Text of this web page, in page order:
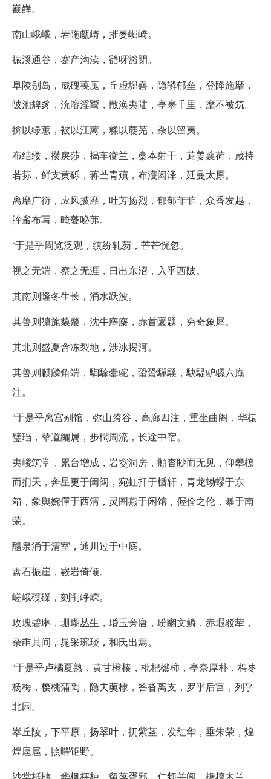
嶻嶭。
南山峨峨，岩陁甗崎，摧崣崛崎。
振溪通谷，蹇产沟渎，谽呀豁閕。
阜陵别岛，崴磈葨廆，丘虚堀礨，隐辚郁垒，登降施靡，
陂池貏豸，沇溶淫鬻，散涣夷陆，亭皋千里，靡不被筑。
揜以绿蕙，被以江蓠，糅以蘪芜，杂以留夷。
布结缕，攒戾莎，揭车衡兰，槀本射干，茈姜蘘荷，葴持
若荪，鲜支黄砾，蒋苎青薠，布濩闳泽，延曼太原。
离靡广衍，应风披靡，吐芳扬烈，郁郁菲菲，众香发越，
肸蚃布写，晻薆咇茀。
“于是乎周览泛观，缜纷轧芴，芒芒恍忽。
视之无端，察之无涯，日出东沼，入乎西陂。
其南则隆冬生长，涌水跃波。
其兽则㺎旄貘嫠，沈牛麈麋，赤首圜题，穷奇象犀。
其北则盛夏含冻裂地，涉冰揭河。
其兽则麒麟角端，騊駼橐驼，蛩蛩驒騱，駃騠驴骡六庵
注。
“于是乎离宫别馆，弥山跨谷，高廊四注，重坐曲阁，华榱
璧珰，辇道纚属，步櫩周流，长途中宿。
夷嵕筑堂，累台增成，岩窔洞房，頫杳眇而无见，仰攀橑
而扪天，奔星更于闺闼，宛虹扦于楯轩，青龙蚴蟉于东
箱，象舆婉僤于西清，灵圄燕于闲馆，偓佺之伦，暴于南
荣。
醴泉涌于清室，通川过于中庭。
盘石振崖，嵚岩倚倾。
嵯峨磼礏，刻削峥嵘。
玫瑰碧琳，珊瑚丛生，琘玉旁唐，玢豳文鳞，赤瑕驳荦，
杂臿其间，晁采琬琰，和氏出焉。
“于是乎卢橘夏熟，黄甘橙楱，枇杷橪柿，亭奈厚朴，梬枣
杨梅，樱桃蒲陶，隐夫薁棣，答沓离支，罗乎后宫，列乎
北园。
崒丘陵，下平原，扬翠叶，扤紫茎，发红华，垂朱荣，煌
煌扈扈，照曜钜野。
沙棠栎槠，华枫枰栌，留落胥邪，仁频并闾，欃檀木兰，